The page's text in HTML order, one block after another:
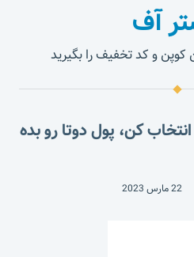
آف
کوپن و کد تخفیف را بگیرید
کن، پول دوتا رو بده
22 مارس 2023